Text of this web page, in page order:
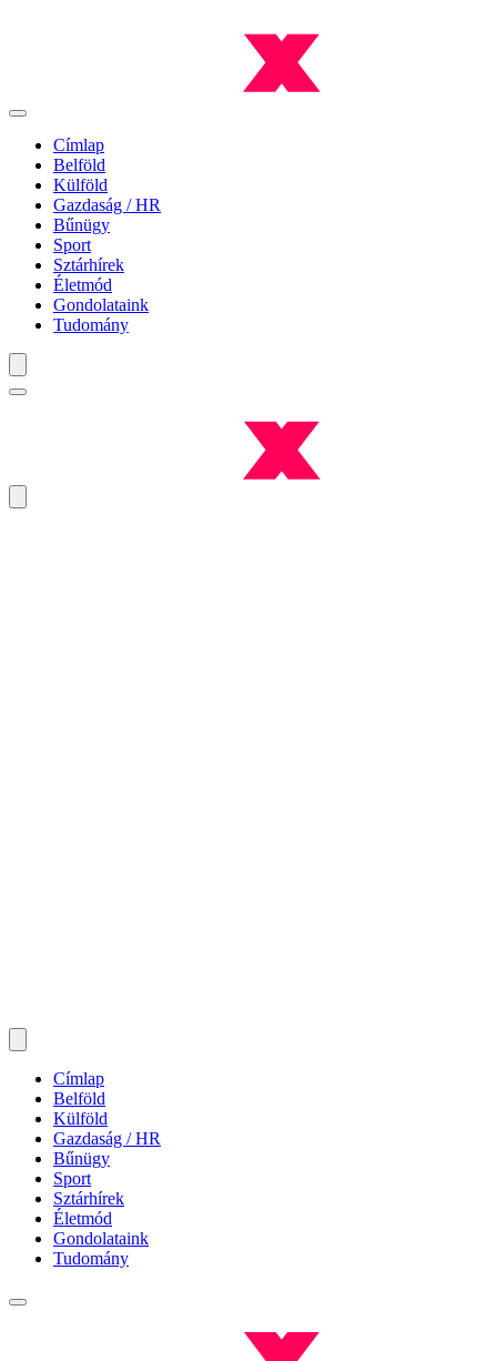
Címlap
Belföld
Külföld
Gazdaság / HR
Bűnügy
Sport
Sztárhírek
Életmód
Gondolataink
Tudomány
Címlap
Belföld
Külföld
Gazdaság / HR
Bűnügy
Sport
Sztárhírek
Életmód
Gondolataink
Tudomány